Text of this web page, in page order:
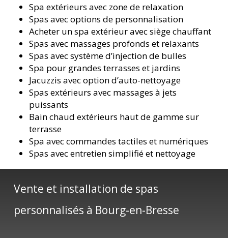
Spa extérieurs avec zone de relaxation
Spas avec options de personnalisation
Acheter un spa extérieur avec siège chauffant
Spas avec massages profonds et relaxants
Spas avec système d’injection de bulles
Spa pour grandes terrasses et jardins
Jacuzzis avec option d’auto-nettoyage
Spas extérieurs avec massages à jets
puissants
Bain chaud extérieurs haut de gamme sur
terrasse
Spa avec commandes tactiles et numériques
Spas avec entretien simplifié et nettoyage
Vente et installation de spas
personnalisés à Bourg-en-Bresse